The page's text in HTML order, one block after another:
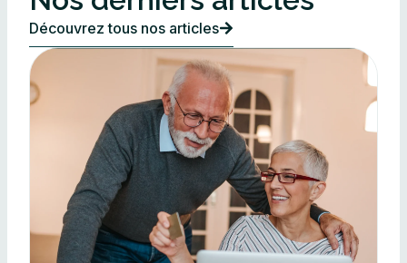
Découvrez tous nos articles